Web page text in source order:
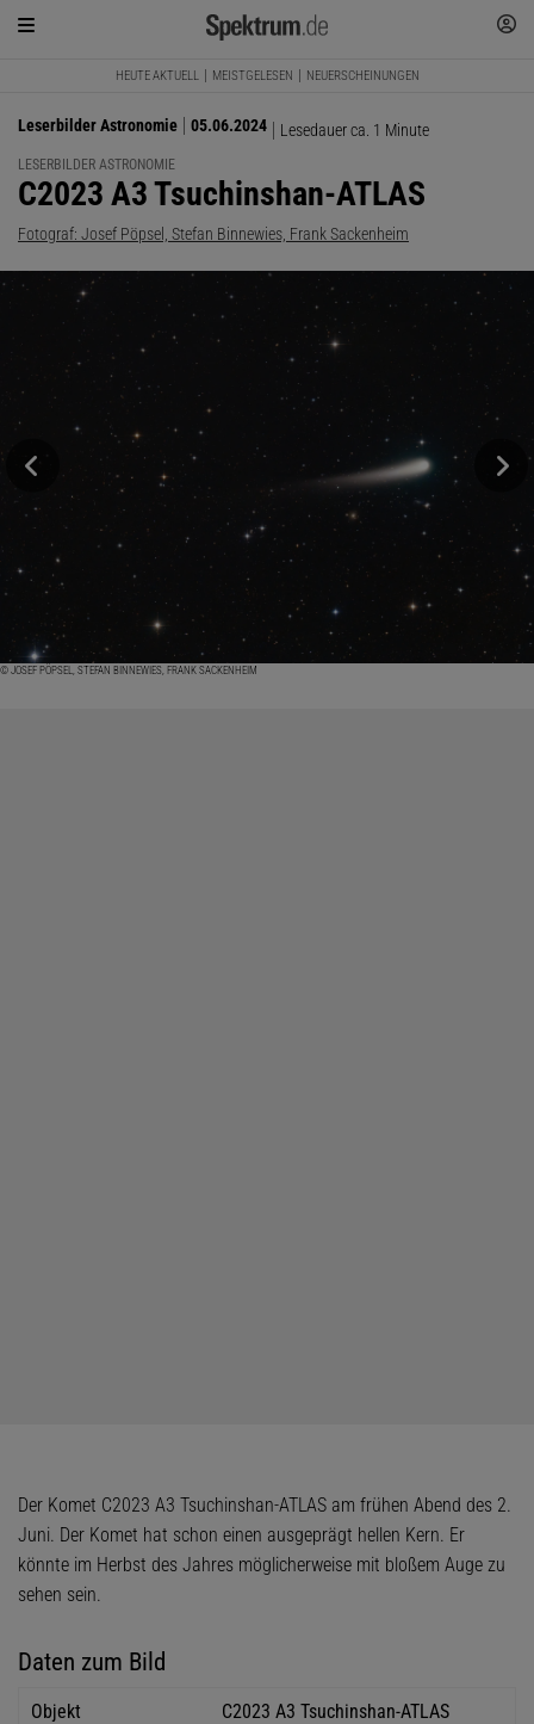
HEUTE AKTUELL MEISTGELESEN NEUERSCHEINUNGEN
Leserbilder Astronomie 05.06.2024 Lesedauer ca. 1 Minute
LESERBILDER ASTRONOMIE
:
C2023 A3 Tsuchinshan-ATLAS
Fotograf: Josef Pöpsel, Stefan Binnewies, Frank Sackenheim
© JOSEF PÖPSEL, STEFAN BINNEWIES, FRANK SACKENHEIM
Der Komet C2023 A3 Tsuchinshan-ATLAS am frühen Abend des 2.
Juni. Der Komet hat schon einen ausgeprägt hellen Kern. Er
könnte im Herbst des Jahres möglicherweise mit bloßem Auge zu
sehen sein.
Daten zum Bild
Objekt C2023 A3 Tsuchinshan-ATLAS